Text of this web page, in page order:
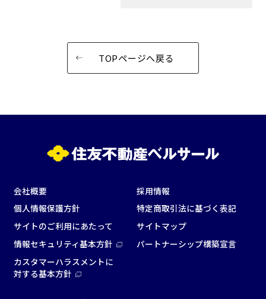
TOPページへ戻る
会社概要
採用情報
個人情報保護方針
特定商取引法に基づく表記
サイトのご利用にあたって
サイトマップ
情報セキュリティ基本方針
パートナーシップ構築宣言
カスタマーハラスメントに
対する基本方針